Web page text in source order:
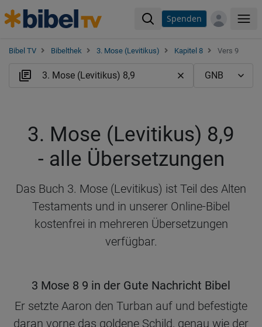
Spenden
Bibel TV Bibelthek 3. Mose (Levitikus) Kapitel 8 Vers 9
3. Mose (Levitikus) 8,9
- alle Übersetzungen
Das Buch 3. Mose (Levitikus) ist Teil des Alten
Testaments und in unserer Online-Bibel
kostenfrei in mehreren Übersetzungen
verfügbar.
3 Mose 8 9 in der Gute Nachricht Bibel
Er setzte Aaron den Turban auf und befestigte
daran vorne das goldene Schild, genau wie der